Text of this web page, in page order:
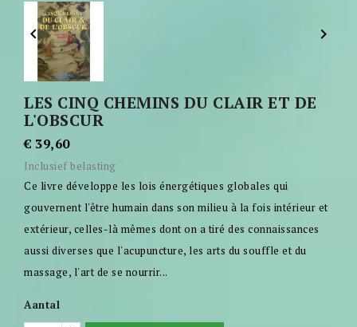
 
LES CINQ CHEMINS DU CLAIR ET DE
L'OBSCUR
€ 39,60
Inclusief belasting
Ce livre développe les lois énergétiques globales qui
gouvernent l'être humain dans son milieu à la fois intérieur et
extérieur, celles-là mêmes dont on a tiré des connaissances
aussi diverses que l'acupuncture, les arts du souffle et du
massage, l'art de se nourrir...
Aantal